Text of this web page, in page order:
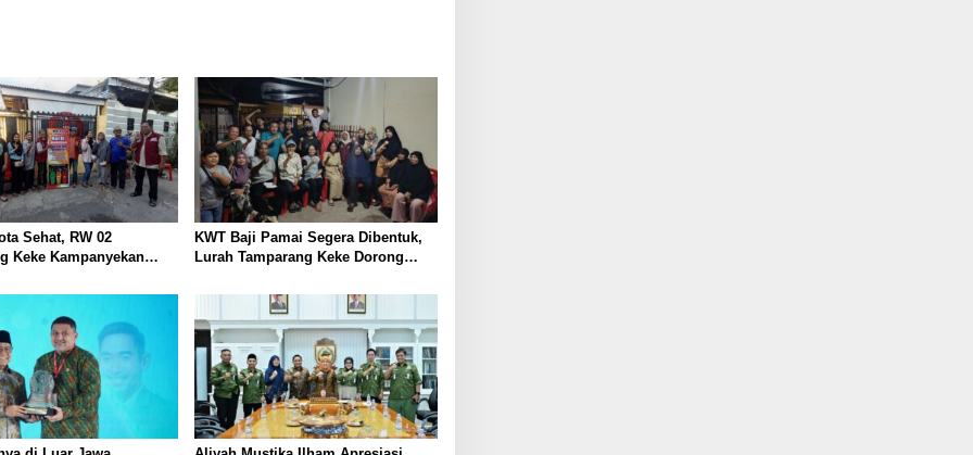
Sehat, RW 02
Keke Kampanyekan
KWT Baji Pamai Segera Dibentuk,
Lurah Tamparang Keke Dorong